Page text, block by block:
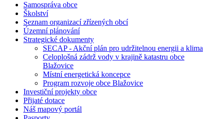
Samospráva obce
Školství
Seznam organizací zřízených obcí
Územní plánování
Strategické dokumenty
SECAP - Akční plán pro udržitelnou energii a klima
Celoplošná zádrž vody v krajině katastru obce
Blažovice
Místní energetická koncepce
Program rozvoje obce Blažovice
Investiční projekty obce
Přijaté dotace
Náš mapový portál